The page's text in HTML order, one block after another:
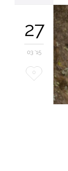
27
03 '15
Love
0